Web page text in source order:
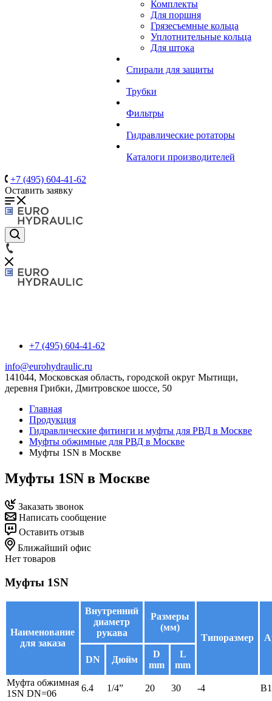
Комплекты
Для поршня
Грязесъемные кольца
Уплотнительные кольца
Для штока
Спирали для защиты
Трубки
Фильтры
Гидравлические ротаторы
Каталоги производителей
+7 (495) 604-41-62
Оставить заявку
+7 (495) 604-41-62
info@eurohydraulic.ru
141044, Московская область, городской округ Мытищи,
деревня Грибки, Дмитровское шоссе, 50
Главная
Продукция
Гидравлические фитинги и муфты для РВД в Москве
Муфты обжимные для РВД в Москве
Муфты 1SN в Москве
Муфты 1SN в Москве
Заказать звонок
Написать сообщение
Оставить отзыв
Ближайший офис
Нет товаров
Муфты 1SN
Наименование
для заказа
Внутренний
диаметр
рукава
Размеры
(мм)
Типоразмер
DN Дюйм
D
mm
L
mm
Муфта обжимная
1SN DN=06
6.4 1/4” 20 30 -4